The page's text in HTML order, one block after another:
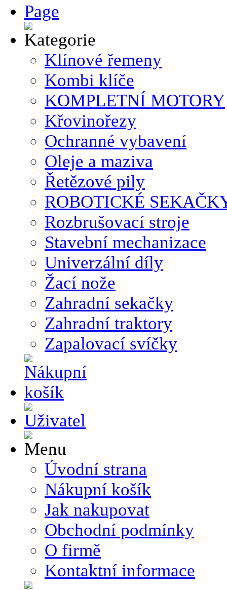
Klínové řemeny
Kombi klíče
KOMPLETNÍ MOTORY
Křovinořezy
Ochranné vybavení
Oleje a maziva
Řetězové pily
ROBOTICKÉ
Rozbrušovací stroje
Stavební mechanizace
Univerzální díly
Žací nože
Zahradní sekačky
Zahradní traktory
Zapalovací svíčky
Úvodní strana
Nákupní košík
Jak nakupovat
Obchodní podmínky
O firmě
Kontaktní informace